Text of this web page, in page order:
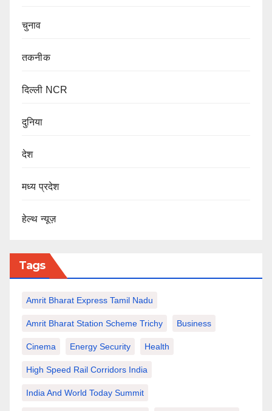
चुनाव
तकनीक
दिल्ली NCR
दुनिया
देश
मध्य प्रदेश
हेल्थ न्यूज़
Tags
Amrit Bharat Express Tamil Nadu
Amrit Bharat Station Scheme Trichy Business
Cinema Energy Security Health
High Speed Rail Corridors India
India And World Today Summit